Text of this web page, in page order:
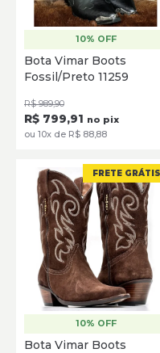
36 37
SELECIONE
10% OFF
Bota Vimar Boots
Fossil/Preto 11259
R$ 989,90
R$ 799,91 no pix
ou 10x de R$ 88,88
37 38
FRETE GRÁTIS
10% OFF
Bota Vimar Boots